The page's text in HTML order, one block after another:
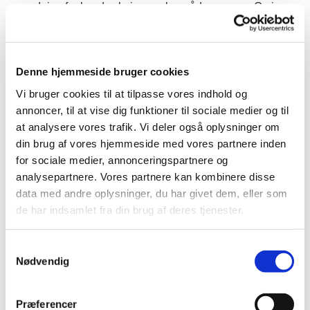
Denne hjemmeside bruger cookies
Vi bruger cookies til at tilpasse vores indhold og
annoncer, til at vise dig funktioner til sociale medier og til
at analysere vores trafik. Vi deler også oplysninger om
din brug af vores hjemmeside med vores partnere inden
for sociale medier, annonceringspartnere og
analysepartnere. Vores partnere kan kombinere disse
data med andre oplysninger, du har givet dem, eller som
de har indsamlet fra din brug af deres tjenester.
Nødvendig
Præferencer
gødning fra husdyr, hvis man har sådan nogen. Og i
kompostbunken bliver affaldet så nedbrudt og omsat til
kompost, fyldt med næringsstoffer, mikroorganismer og
kompostbunke skal gå ordentligt til, så skal komposten
luftes lidt, der skal ilt til og der må ikke blive alt for
varmt i komposten.
Komposten kan man bruge i sine blomsterbede, i sin
køkkenhave, og sine blomsterkrukker. Den styrker alle
de levende processer i jorden og gør den frugtbar. Gør
den til et godt sted for et korn at vokse. I
kompostbunken brydes affaldet ned. Men den
nedbrydning der sker er i virkeligheden bare
begyndelsen på ny opbygning. Først opbygges jorden
jord hvor sædemandens korn kan ”bære frugt, tredive